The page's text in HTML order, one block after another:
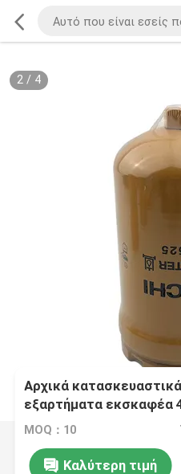
2/ 4
Αρχικά
εξαρτήματα εκσκαφέα
καυσίμου για την Hitachi
MOQ：10
Καλύτερη τιμή